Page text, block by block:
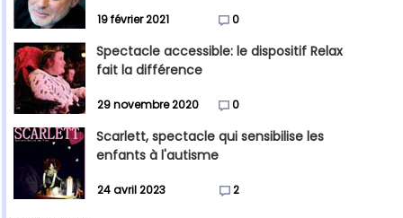
19 février 2021 0
Spectacle accessible: le dispositif Relax
fait la différence
29 novembre 2020 0
Scarlett, spectacle qui sensibilise les
enfants à l'autisme
24 avril 2023 2